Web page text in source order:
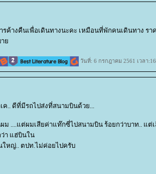
รค้างคืนเพื่อเดินทางนะคะ เหมือนที่พักคนเดินทาง ร
า
วันที่: 6 กรกฎาคม 2561 เวลา
ค.. ดีที่มีรถไปส่งที่สนามบินด้วย...
ม ....แต่ผมเสียค่าแท๊กซี่ไปสนามบิน ร้อยกว่าบาท.. แต่
า แฮ่บินใน
ใหญ่.. ตปท.ไม่ค่อยไปครับ